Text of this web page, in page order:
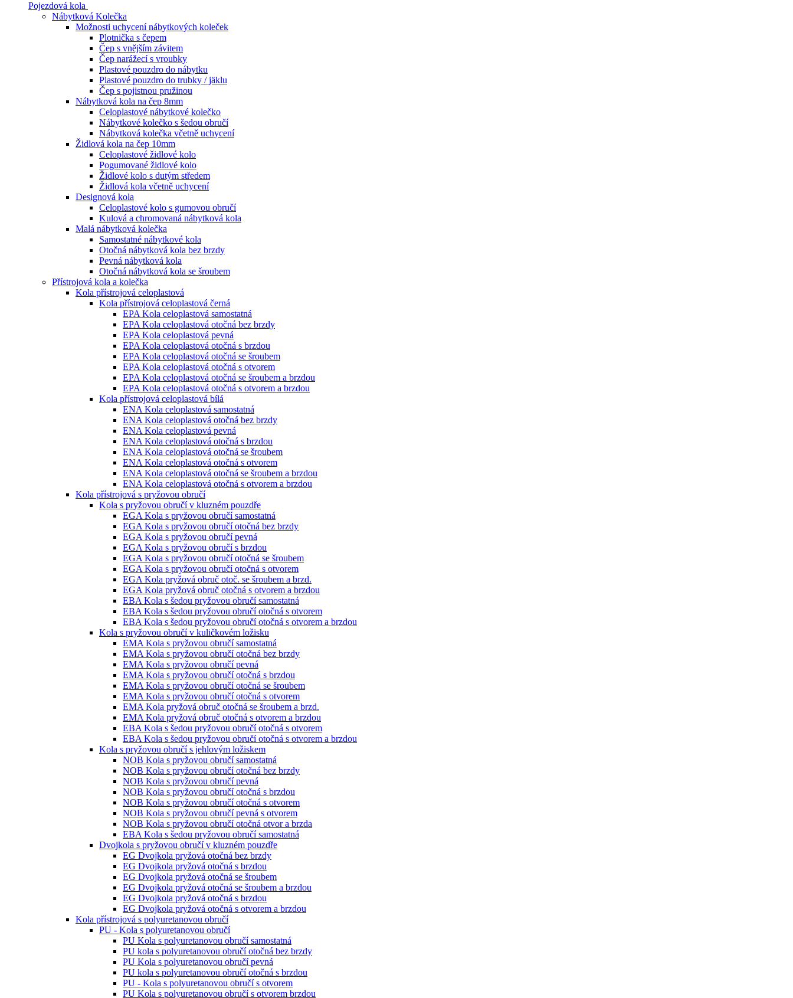
Pojezdová kola
Nábytková Kolečka
Možnosti uchycení nábytkových koleček
Plotnička s čepem
Čep s vnějším závitem
Čep narážecí s vroubky
Plastové pouzdro do nábytku
Plastové pouzdro do trubky / jäklu
Čep s pojistnou pružinou
Nábytková kola na čep 8mm
Celoplastové nábytkové kolečko
Nábytkové kolečko s šedou obručí
Nábytková kolečka včetně uchycení
Židlová kola na čep 10mm
Celoplastové židlové kolo
Pogumované židlové kolo
Židlové kolo s dutým středem
Židlová kola včetně uchycení
Designová kola
Celoplastové kolo s gumovou obručí
Kulová a chromovaná nábytková kola
Malá nábytková kolečka
Samostatné nábytkové kola
Otočná nábytková kola bez brzdy
Pevná nábytková kola
Otočná nábytková kola se šroubem
Přístrojová kola a kolečka
Kola přístrojová celoplastová
Kola přístrojová celoplastová černá
EPA Kola celoplastová samostatná
EPA Kola celoplastová otočná bez brzdy
EPA Kola celoplastová pevná
EPA Kola celoplastová otočná s brzdou
EPA Kola celoplastová otočná se šroubem
EPA Kola celoplastová otočná s otvorem
EPA Kola celoplastová otočná se šroubem a brzdou
EPA Kola celoplastová otočná s otvorem a brzdou
Kola přístrojová celoplastová bílá
ENA Kola celoplastová samostatná
ENA Kola celoplastová otočná bez brzdy
ENA Kola celoplastová pevná
ENA Kola celoplastová otočná s brzdou
ENA Kola celoplastová otočná se šroubem
ENA Kola celoplastová otočná s otvorem
ENA Kola celoplastová otočná se šroubem a brzdou
ENA Kola celoplastová otočná s otvorem a brzdou
Kola přístrojová s pryžovou obručí
Kola s pryžovou obručí v kluzném pouzdře
EGA Kola s pryžovou obručí samostatná
EGA Kola s pryžovou obručí otočná bez brzdy
EGA Kola s pryžovou obručí pevná
EGA Kola s pryžovou obručí s brzdou
EGA Kola s pryžovou obručí otočná se šroubem
EGA Kola s pryžovou obručí otočná s otvorem
EGA Kola pryžová obruč otoč. se šroubem a brzd.
EGA Kola pryžová obruč otočná s otvorem a brzdou
EBA Kola s šedou pryžovou obručí samostatná
EBA Kola s šedou pryžovou obručí otočná s otvorem
EBA Kola s šedou pryžovou obručí otočná s otvorem a brzdou
Kola s pryžovou obručí v kuličkovém ložisku
EMA Kola s pryžovou obručí samostatná
EMA Kola s pryžovou obručí otočná bez brzdy
EMA Kola s pryžovou obručí pevná
EMA Kola s pryžovou obručí otočná s brzdou
EMA Kola s pryžovou obručí otočná se šroubem
EMA Kola s pryžovou obručí otočná s otvorem
EMA Kola pryžová obruč otočná se šroubem a brzd.
EMA Kola pryžová obruč otočná s otvorem a brzdou
EBA Kola s šedou pryžovou obručí otočná s otvorem
EBA Kola s šedou pryžovou obručí otočná s otvorem a brzdou
Kola s pryžovou obručí s jehlovým ložiskem
NOB Kola s pryžovou obručí samostatná
NOB Kola s pryžovou obručí otočná bez brzdy
NOB Kola s pryžovou obručí pevná
NOB Kola s pryžovou obručí otočná s brzdou
NOB Kola s pryžovou obručí otočná s otvorem
NOB Kola s pryžovou obručí pevná s otvorem
NOB Kola s pryžovou obručí otočná otvor a brzda
EBA Kola s šedou pryžovou obručí samostatná
Dvojkola s pryžovou obručí v kluzném pouzdře
EG Dvojkola pryžová otočná bez brzdy
EG Dvojkola pryžová otočná s brzdou
EG Dvojkola pryžová otočná se šroubem
EG Dvojkola pryžová otočná se šroubem a brzdou
EG Dvojkola pryžová otočná s brzdou
EG Dvojkola pryžová otočná s otvorem a brzdou
Kola přístrojová s polyuretanovou obručí
PU - Kola s polyuretanovou obručí
PU Kola s polyuretanovou obručí samostatná
PU kola s polyuretanovou obručí otočná bez brzdy
PU Kola s polyuretanovou obručí pevná
PU kola s polyuretanovou obručí otočná s brzdou
PU - Kola s polyuretanovou obručí s otvorem
PU Kola s polyuretanovou obručí s otvorem brzdou